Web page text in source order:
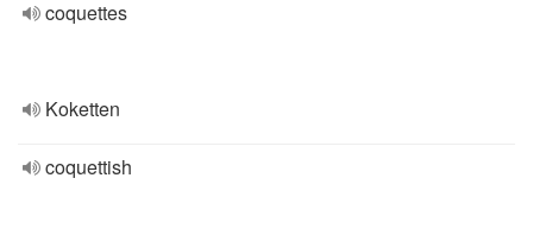
coquettes
Koketten
coquettish